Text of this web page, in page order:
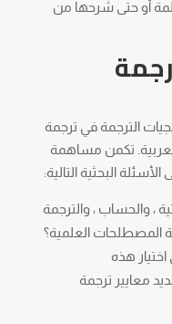
أو حتى شرحها من
الترجمة في ترجمة
تكمن مساهمة
البحثية التالية:
، والحساب ، والترجمة
المصطلحات العلمية؟
هذه
معايير ترجمة